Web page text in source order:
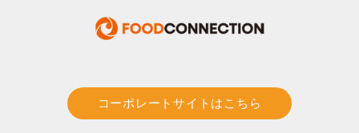
コーポレートサイトはこちら